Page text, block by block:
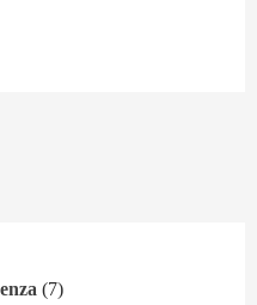
(7)